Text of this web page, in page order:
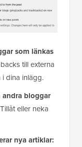
som länkas
till externa
dina inlägg.
bloggar
Tillåt eller neka
nya artiklar: